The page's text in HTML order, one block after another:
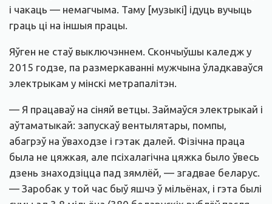
і чакаць — немагчыма. Таму [музыкі] ідуць вучыць
граць ці на іншыя працы.
Яўген не стаў выключэннем. Скончыўшы каледж у
2015 годзе, па размеркаванні мужчына ўладкаваўся
электрыкам у мінскі метрапалітэн.
— Я працаваў на сіняй ветцы. Займаўся электрыкай і
аўтаматыкай: запускаў вентылятары, помпы,
абагрэў на ўваходзе і гэтак далей. Фізічна праца
была не цяжкая, але псіхалагічна цяжка было ўвесь
дзень знаходзіцца пад зямлёй, — згадвае беларус.
— Заробак у той час быў яшчэ ў мільёнах, і гэта былі